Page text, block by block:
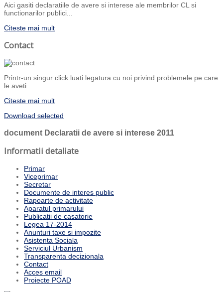
Aici gasiti declaratiile de avere si interese ale membrilor CL si
functionarilor publici...
Citeste mai mult
Contact
Printr-un singur click luati legatura cu noi privind problemele pe care
le aveti
Citeste mai mult
Download selected
document Declaratii de avere si interese 2011
Informatii detaliate
Primar
Viceprimar
Secretar
Documente de interes public
Rapoarte de activitate
Aparatul primarului
Publicatii de casatorie
Legea 17-2014
Anunturi taxe si impozite
Asistenta Sociala
Serviciul Urbanism
Transparenta decizionala
Contact
Acces email
Proiecte POAD